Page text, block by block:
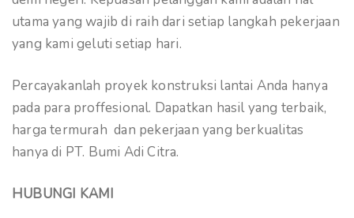
utama yang wajib di raih dari setiap langkah pekerjaan
yang kami geluti setiap hari.
Percayakanlah proyek konstruksi lantai Anda hanya
pada para proffesional. Dapatkan hasil yang terbaik,
harga termurah dan pekerjaan yang berkualitas
hanya di PT. Bumi Adi Citra.
HUBUNGI KAMI